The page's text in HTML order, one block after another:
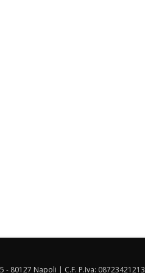
- 80127 Napoli | C.F. P.Iva: 08723421213